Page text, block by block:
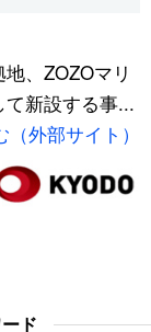
、ZOZOマリ
新設する事...
外部サイト）
ド